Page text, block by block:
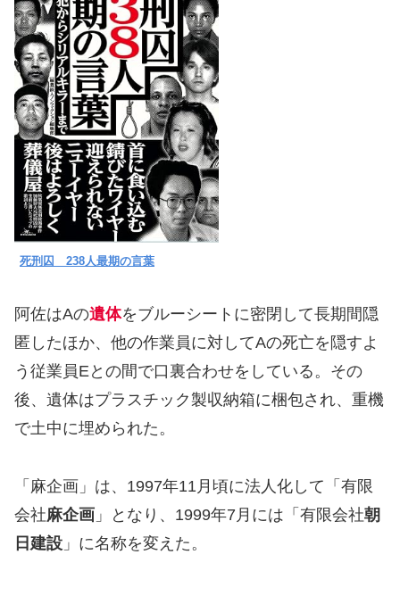
死刑囚 238人最期の言葉
阿佐はAの遺体をブルーシートに密閉して長期間隠
匿したほか、他の作業員に対してAの死亡を隠すよ
う従業員Eとの間で口裏合わせをしている。その
後、遺体はプラスチック製収納箱に梱包され、重機
で土中に埋められた。
「麻企画」は、1997年11月頃に法人化して「有限
会社麻企画 」となり、1999年7月には「有限会社朝
日建設 」に名称を変えた。